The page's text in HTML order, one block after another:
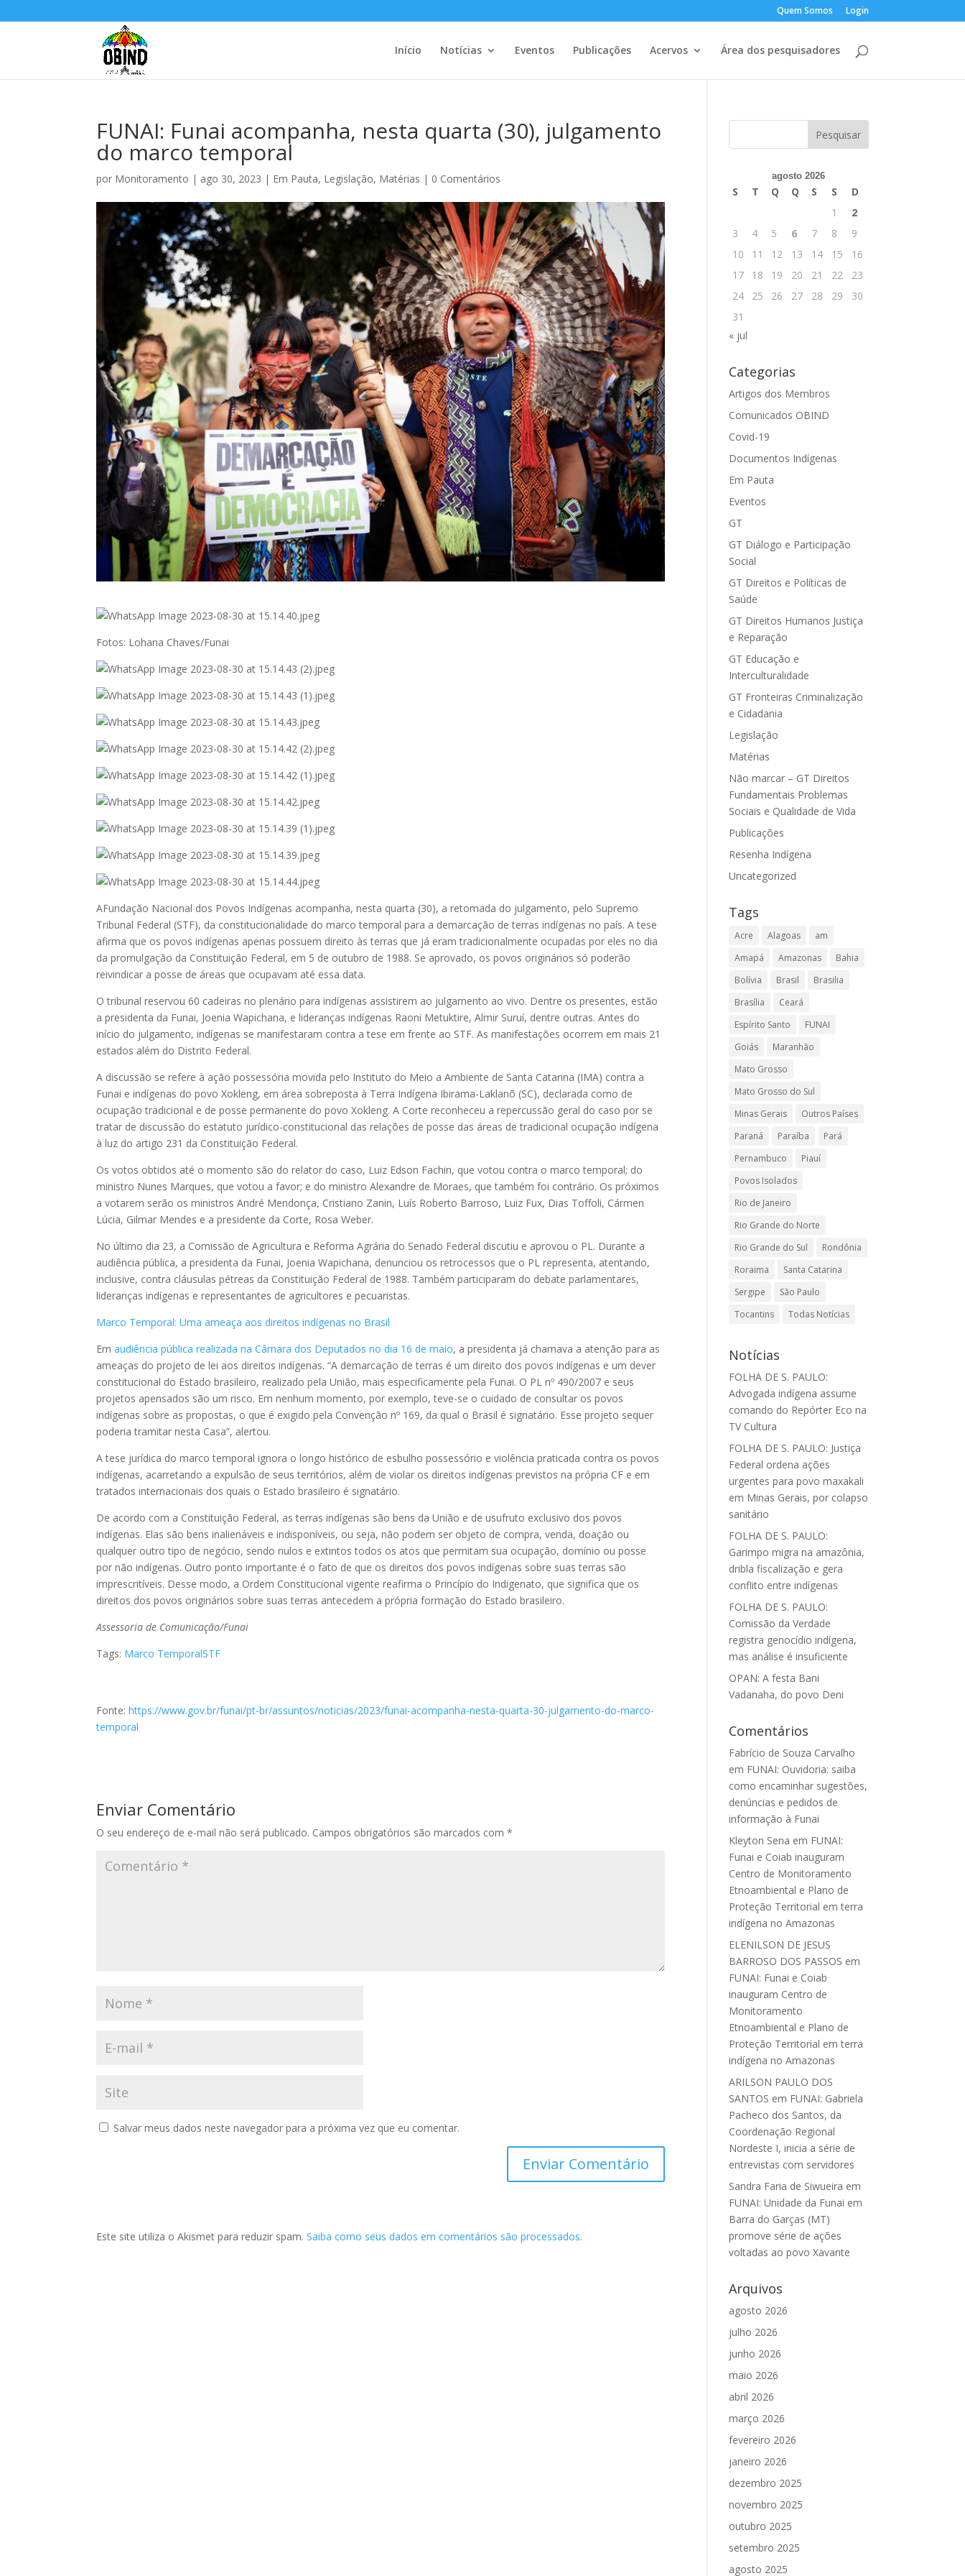
Quem Somos Login
Início Notícias Eventos Publicações Acervos Área dos pesquisadores
FUNAI: Funai acompanha, nesta quarta (30), julgamento
do marco temporal
por Monitoramento | ago 30, 2023 | Em Pauta, Legislação, Matérias | 0 Comentários
Fotos: Lohana Chaves/Funai
AFundação Nacional dos Povos Indígenas acompanha, nesta quarta (30), a retomada do julgamento, pelo Supremo
Tribunal Federal (STF), da constitucionalidade do marco temporal para a demarcação de terras indígenas no país. A tese
afirma que os povos indígenas apenas possuem direito às terras que já eram tradicionalmente ocupadas por eles no dia
da promulgação da Constituição Federal, em 5 de outubro de 1988. Se aprovado, os povos originários só poderão
reivindicar a posse de áreas que ocupavam até essa data.
O tribunal reservou 60 cadeiras no plenário para indígenas assistirem ao julgamento ao vivo. Dentre os presentes, estão
a presidenta da Funai, Joenia Wapichana, e lideranças indígenas Raoni Metuktire, Almir Suruí, dentre outras. Antes do
início do julgamento, indígenas se manifestaram contra a tese em frente ao STF. As manifestações ocorrem em mais 21
estados além do Distrito Federal.
A discussão se refere à ação possessória movida pelo Instituto do Meio a Ambiente de Santa Catarina (IMA) contra a
Funai e indígenas do povo Xokleng, em área sobreposta à Terra Indígena Ibirama-Laklanõ (SC), declarada como de
ocupação tradicional e de posse permanente do povo Xokleng. A Corte reconheceu a repercussão geral do caso por se
tratar de discussão do estatuto jurídico-constitucional das relações de posse das áreas de tradicional ocupação indígena
à luz do artigo 231 da Constituição Federal.
Os votos obtidos até o momento são do relator do caso, Luiz Edson Fachin, que votou contra o marco temporal; do
ministro Nunes Marques, que votou a favor; e do ministro Alexandre de Moraes, que também foi contrário. Os próximos
a votarem serão os ministros André Mendonça, Cristiano Zanin, Luís Roberto Barroso, Luiz Fux, Dias Toffoli, Cármen
Lúcia, Gilmar Mendes e a presidente da Corte, Rosa Weber.
No último dia 23, a Comissão de Agricultura e Reforma Agrária do Senado Federal discutiu e aprovou o PL. Durante a
audiência pública, a presidenta da Funai, Joenia Wapichana, denunciou os retrocessos que o PL representa, atentando,
inclusive, contra cláusulas pétreas da Constituição Federal de 1988. Também participaram do debate parlamentares,
lideranças indígenas e representantes de agricultores e pecuaristas.
Marco Temporal: Uma ameaça aos direitos indígenas no Brasil
Emaudiência pública realizada na Câmara dos Deputados no dia 16 de maio, a presidenta já chamava a atenção para as
ameaças do projeto de lei aos direitos indígenas. “A demarcação de terras é um direito dos povos indígenas e um dever
constitucional do Estado brasileiro, realizado pela União, mais especificamente pela Funai. O PL nº 490/2007 e seus
projetos apensados são um risco. Em nenhum momento, por exemplo, teve-se o cuidado de consultar os povos
indígenas sobre as propostas, o que é exigido pela Convenção nº 169, da qual o Brasil é signatário. Esse projeto sequer
poderia tramitar nesta Casa”, alertou.
A tese jurídica do marco temporal ignora o longo histórico de esbulho possessório e violência praticada contra os povos
indígenas, acarretando a expulsão de seus territórios, além de violar os direitos indígenas previstos na própria CF e em
tratados internacionais dos quais o Estado brasileiro é signatário.
De acordo com a Constituição Federal, as terras indígenas são bens da União e de usufruto exclusivo dos povos
indígenas. Elas são bens inalienáveis e indisponíveis, ou seja, não podem ser objeto de compra, venda, doação ou
qualquer outro tipo de negócio, sendo nulos e extintos todos os atos que permitam sua ocupação, domínio ou posse
por não indígenas. Outro ponto importante é o fato de que os direitos dos povos indígenas sobre suas terras são
imprescritíveis. Desse modo, a Ordem Constitucional vigente reafirma o Princípio do Indigenato, que significa que os
direitos dos povos originários sobre suas terras antecedem a própria formação do Estado brasileiro.
Assessoria de Comunicação/Funai
Tags: Marco TemporalSTF
Fonte:https://www.gov.br/funai/pt-br/assuntos/noticias/2023/funai-acompanha-nesta-quarta-30-julgamento-do-marco-
temporal
Enviar Comentário
O seu endereço de e-mail não será publicado. Campos obrigatórios são marcados com*
Salvar meus dados neste navegador para a próxima vez que eu comentar.
Este site utiliza o Akismet para reduzir spam.Saiba como seus dados em comentários são processados.
agosto 2026
S T Q Q S S
D
1
2
3
4 5 6 7 8
9
10
11 12 13 14 15
16
17
18 19 20 21 22
23
24
25 26 27 28 29
30
31
« jul
Categorias
Artigos dos Membros
Comunicados OBIND
Covid-19
Documentos Indígenas
Em Pauta
Eventos
GT
GT Diálogo e Participação
Social
GT Direitos e Políticas de
Saúde
GT Direitos Humanos Justiça
e Reparação
GT Educação e
Interculturalidade
GT Fronteiras Criminalização
e Cidadania
Legislação
Matérias
Não marcar – GT Direitos
Fundamentais Problemas
Sociais e Qualidade de Vida
Publicações
Resenha Indígena
Uncategorized
Tags
Acre Alagoas
am
Amapá
Amazonas
Bahia
Bolívia
Brasil
Brasilia
Brasília
Ceará
Espírito Santo
FUNAI
Goiás
Maranhão
Mato Grosso
Mato Grosso do Sul
Minas Gerais
Outros Países
Paraná
Paraíba
Pará
Pernambuco
Piauí
Povos Isolados
Rio de Janeiro
Rio Grande do Norte
Rio Grande do Sul
Rondônia
Roraima
Santa Catarina
Sergipe
São Paulo
Tocantins
Todas Notícias
Notícias
FOLHA DE S. PAULO:
Advogada indígena assume
comando do Repórter Eco na
TV Cultura
FOLHA DE S. PAULO: Justiça
Federal ordena ações
urgentes para povo maxakali
em Minas Gerais, por colapso
sanitário
FOLHA DE S. PAULO:
Garimpo migra na amazônia,
dribla fiscalização e gera
conflito entre indígenas
FOLHA DE S. PAULO:
Comissão da Verdade
registra genocídio indígena,
mas análise é insuficiente
OPAN: A festa Bani
Vadanaha, do povo Deni
Comentários
Fabrício de Souza Carvalho
em FUNAI: Ouvidoria: saiba
como encaminhar sugestões,
denúncias e pedidos de
informação à Funai
Kleyton Sena em FUNAI:
Funai e Coiab inauguram
Centro de Monitoramento
Etnoambiental e Plano de
Proteção Territorial em terra
indígena no Amazonas
ELENILSON DE JESUS
BARROSO DOS PASSOS em
FUNAI: Funai e Coiab
inauguram Centro de
Monitoramento
Etnoambiental e Plano de
Proteção Territorial em terra
indígena no Amazonas
ARILSON PAULO DOS
SANTOS em FUNAI: Gabriela
Pacheco dos Santos, da
Coordenação Regional
Nordeste I, inicia a série de
entrevistas com servidores
Sandra Faria de Siwueira em
FUNAI: Unidade da Funai em
Barra do Garças (MT)
promove série de ações
voltadas ao povo Xavante
Arquivos
agosto 2026
julho 2026
junho 2026
maio 2026
abril 2026
março 2026
fevereiro 2026
janeiro 2026
dezembro 2025
novembro 2025
outubro 2025
setembro 2025
agosto 2025